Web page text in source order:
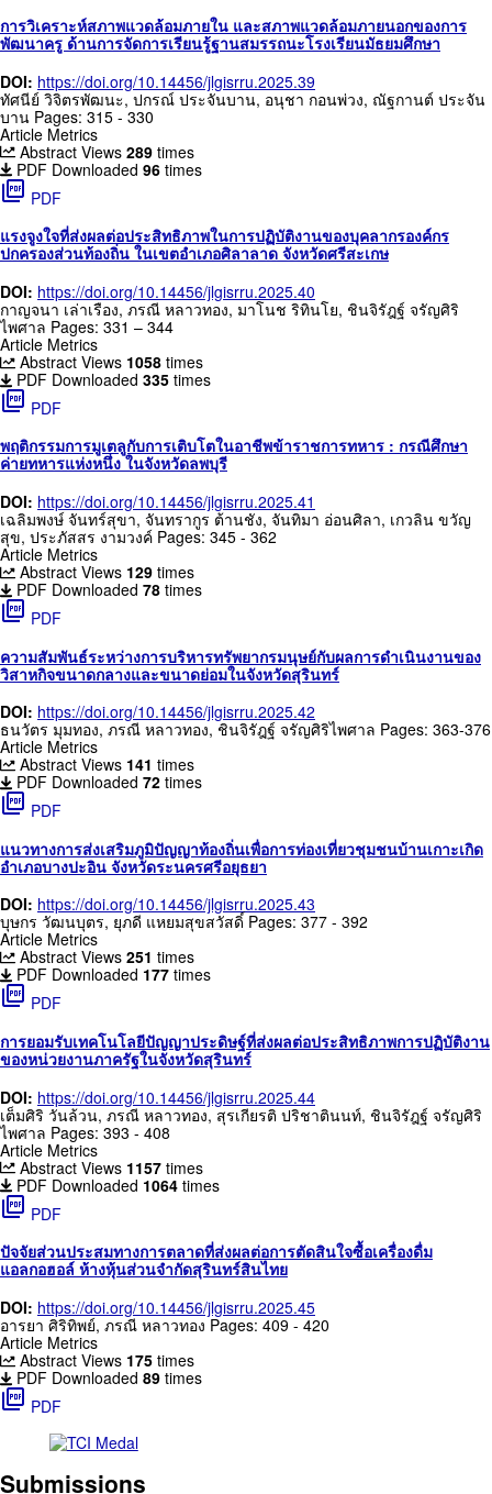
การวิเคราะห์สภาพแวดล้อมภายใน และสภาพแวดล้อมภายนอกของการ
พัฒนาครู ด้านการจัดการเรียนรู้ฐานสมรรถนะโรงเรียนมัธยมศึกษา
DOI: https://doi.org/10.14456/jlgisrru.2025.39
ทัศนีย์ วิจิตรพัฒนะ, ปกรณ์ ประจันบาน, อนุชา กอนพ่วง, ณัฐกานต์ ประจัน
บาน Pages: 315 - 330
Article Metrics
Abstract Views 289 times
PDF Downloaded 96times
picture_as_pdf PDF
แรงจูงใจที่ส่งผลต่อประสิทธิภาพในการปฏิบัติงานของบุคลากรองค์กร
ปกครองส่วนท้องถิ่น ในเขตอำเภอศิลาลาด จังหวัดศรีสะเกษ
DOI: https://doi.org/10.14456/jlgisrru.2025.40
กาญจนา เล่าเรือง, ภรณี หลาวทอง, มาโนช ริทินโย, ชินจิรัฎฐ์ จรัญศิริ
ไพศาล Pages: 331 – 344
Article Metrics
Abstract Views 1058 times
PDF Downloaded 335times
picture_as_pdf PDF
พฤติกรรมการมูเตลูกับการเติบโตในอาชีพข้าราชการทหาร : กรณีศึกษา
ค่ายทหารแห่งหนึ่ง ในจังหวัดลพบุรี
DOI: https://doi.org/10.14456/jlgisrru.2025.41
เฉลิมพงษ์ จันทร์สุขา, จันทรากูร ต้านชัง, จันทิมา อ่อนศิลา, เกวลิน ขวัญ
สุข, ประภัสสร งามวงค์ Pages: 345 - 362
Article Metrics
Abstract Views 129 times
PDF Downloaded 78times
picture_as_pdf PDF
ความสัมพันธ์ระหว่างการบริหารทรัพยากรมนุษย์กับผลการดำเนินงานของ
วิสาหกิจขนาดกลางและขนาดย่อมในจังหวัดสุรินทร์
DOI: https://doi.org/10.14456/jlgisrru.2025.42
ธนวัตร มุมทอง, ภรณี หลาวทอง, ชินจิรัฎฐ์ จรัญศิริไพศาล Pages: 363-376
Article Metrics
Abstract Views 141 times
PDF Downloaded 72times
picture_as_pdf PDF
แนวทางการส่งเสริมภูมิปัญญาท้องถิ่นเพื่อการท่องเที่ยวชุมชนบ้านเกาะเกิด
อำเภอบางปะอิน จังหวัดระนครศรีอยุธยา
DOI: https://doi.org/10.14456/jlgisrru.2025.43
บุษกร วัฒนบุตร, ยุภดี แหยมสุขสวัสดิ์ Pages: 377 - 392
Article Metrics
Abstract Views 251 times
PDF Downloaded 177times
picture_as_pdf PDF
การยอมรับเทคโนโลยีปัญญาประดิษฐ์ที่ส่งผลต่อประสิทธิภาพการปฏิบัติงาน
ของหน่วยงานภาครัฐในจังหวัดสุรินทร์
DOI: https://doi.org/10.14456/jlgisrru.2025.44
เต็มศิริ วันล้วน, ภรณี หลาวทอง, สุรเกียรติ ปริชาตินนท์, ชินจิรัฎฐ์ จรัญศิริ
ไพศาล Pages: 393 - 408
Article Metrics
Abstract Views 1157 times
PDF Downloaded 1064times
picture_as_pdf PDF
ปัจจัยส่วนประสมทางการตลาดที่ส่งผลต่อการตัดสินใจซื้อเครื่องดื่ม
แอลกอฮอล์ ห้างหุ้นส่วนจำกัดสุรินทร์สินไทย
DOI: https://doi.org/10.14456/jlgisrru.2025.45
อารยา ศิริทิพย์, ภรณี หลาวทองPages: 409 - 420
Article Metrics
Abstract Views 175 times
PDF Downloaded 89times
picture_as_pdf PDF
Submissions